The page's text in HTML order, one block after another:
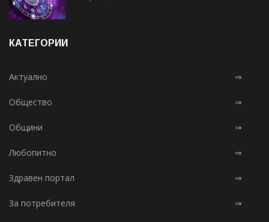
КАТЕГОРИИ
Актуално ⇒
Общество ⇒
Общини ⇒
Любопитно ⇒
Здравен портал ⇒
За потребителя ⇒